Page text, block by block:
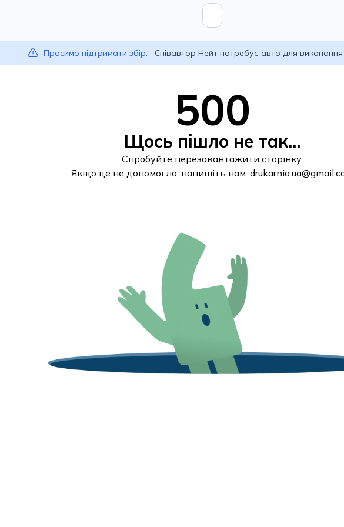
Просимо підтримати збір: Співавтор Нейт потребує авто для
500
Щось пішло не так...
Спробуйте перезавантажити сторінку.
Якщо це не допомогло, напишіть нам: